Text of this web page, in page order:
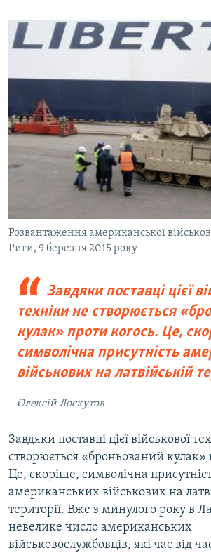
Розвантаження американської
Риги, 9 березня 2015 року
Завдяки поставці цієї
техніки не створюється
кулак» проти когось. Це,
символічна присутність
військових на латвійській
Олексій Лоскутов
Завдяки поставці цієї військової
створюється «броньований кулак»
Це, скоріше, символічна
американських військових на
території. Вже з минулого року в
невелике число американських
військовослужбовців, які час від